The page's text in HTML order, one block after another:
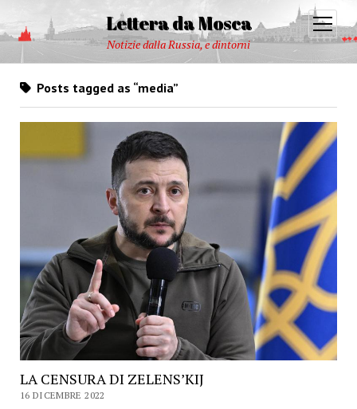
Lettera da Mosca
Notizie dalla Russia, e dintorni
open
menu
Posts tagged as “media”
LA CENSURA DI ZELENS’KIJ
16 DICEMBRE 2022